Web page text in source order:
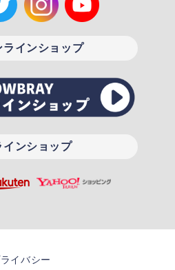
ラインショップ
インショップ
イバシー